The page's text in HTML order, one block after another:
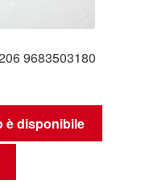
9683503180
è disponibile